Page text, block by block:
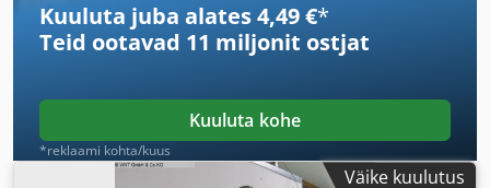
Kuuluta juba alates 4,49 €*
Teid ootavad 11 miljonit ostjat
Kuuluta kohe
*reklaami kohta/kuus
Väike kuulutus